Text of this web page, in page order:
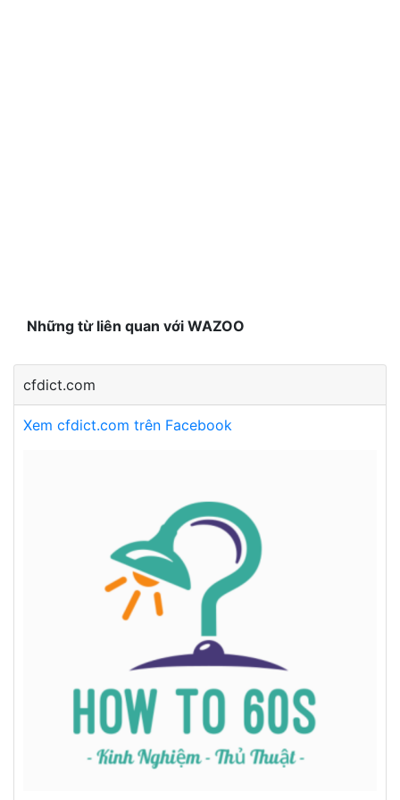
Những từ liên quan với WAZOO
cfdict.com
Xem cfdict.com trên Facebook